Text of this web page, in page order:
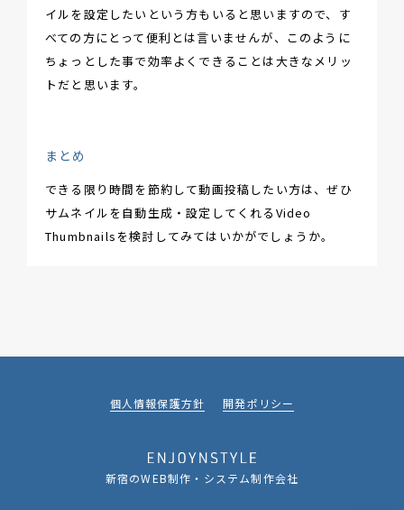
イルを設定したいという方もいると思いますので、す
べての方にとって便利とは言いませんが、このように
ちょっとした事で効率よくできることは大きなメリッ
トだと思います。
まとめ
できる限り時間を節約して動画投稿したい方は、ぜひ
サムネイルを自動生成・設定してくれるVideo
Thumbnailsを検討してみてはいかがでしょうか。
個人情報保護方針 開発ポリシー
新宿のWEB制作・システム制作会社